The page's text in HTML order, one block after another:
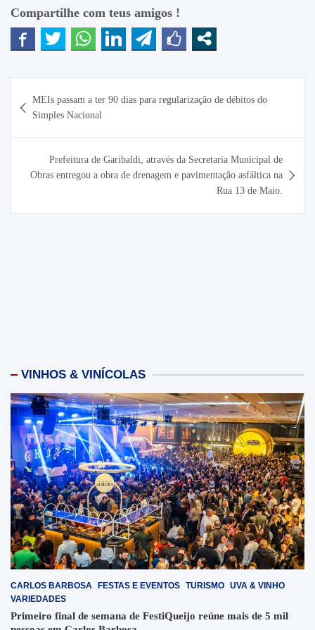
Compartilhe com teus amigos !
de
Post
MEIs passam a ter 90 dias para regularização de débitos do
Simples Nacional
Prefeitura de Garibaldi, através da Secretaria Municipal de
Obras entregou a obra de drenagem e pavimentação asfáltica na
Rua 13 de Maio.
VINHOS & VINÍCOLAS
CARLOS BARBOSA FESTAS E EVENTOS TURISMO UVA & VINHO
VARIEDADES
Primeiro final de semana de FestiQueijo reúne mais de 5 mil